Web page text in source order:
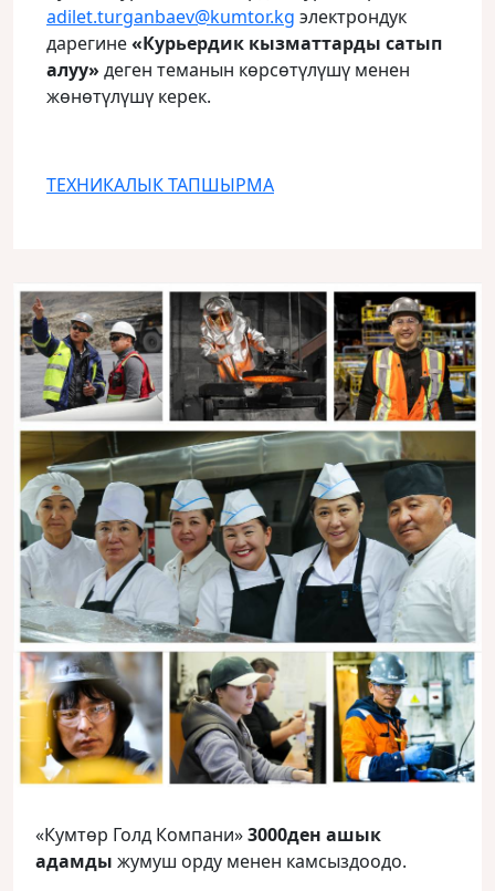
adilet.turganbaev@kumtor.kg электрондук
дарегине«Курьердик кызматтарды сатып
алуу» деген теманын көрсөтүлүшү менен
жөнөтүлүшү керек.
ТЕХНИКАЛЫК ТАПШЫРМА
«Кумтөр Голд Компани»3000ден ашык
адамды жумуш орду менен камсыздоодо.